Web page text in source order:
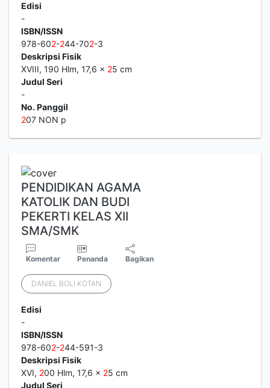
Edisi
-
ISBN/ISSN
978-602-244-702-3
Deskripsi Fisik
XVIII, 190 Hlm, 17,6 x 25 cm
Judul Seri
-
No. Panggil
207 NON p
PENDIDIKAN AGAMA
KATOLIK DAN BUDI
PEKERTI KELAS XII
SMA/SMK
Komentar Penanda Bagikan
DANIEL BOLI KOTAN
Edisi
-
ISBN/ISSN
978-602-244-591-3
Deskripsi Fisik
XVI, 200 Hlm, 17,6 x 25 cm
Judul Seri